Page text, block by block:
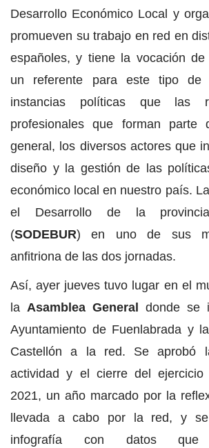
Desarrollo Económico Local y
promueven su trabajo en red en
españoles, y tiene la vocación de
un referente para este tipo de
instancias políticas que las
profesionales que forman
general, los diversos actores que
diseño y la gestión de las
económico local en nuestro país.
el Desarrollo de la
(SODEBUR) en uno de sus
anfitriona de las dos jornadas.
Así, ayer jueves tuvo lugar en el
la Asamblea General donde se
Ayuntamiento de Fuenlabrada y
Castellón a la red. Se aprobó
actividad y el cierre del
2021, un año marcado por la
llevada a cabo por la red, y
infografía con datos